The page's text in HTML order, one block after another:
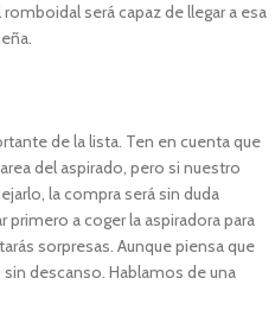
será capaz de llegar a esa
de la lista. Ten en cuenta que
del aspirado, pero si nuestro
la compra será sin duda
a coger la aspiradora para
sorpresas. Aunque piensa que
descanso. Hablamos de una